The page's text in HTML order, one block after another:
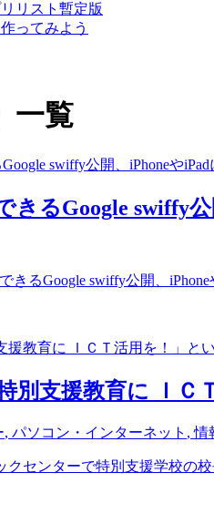
リスト暫定版
ってみよう
一覧
るGoogle swiffy
きるGoogle swiffy公開、
別支援教育に Ｉ
, パソコン・インターネット ,情
クセンターで特別支援学校の